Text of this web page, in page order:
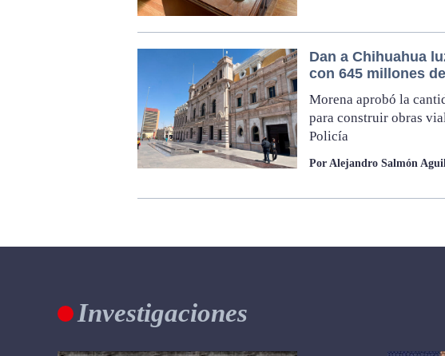
Dan a Chihuahua
con 645 millones
Morena aprobó la
para construir obras
Policía
Por Alejandro Salmón
Investigaciones